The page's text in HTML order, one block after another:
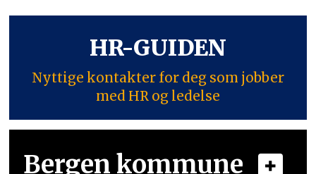
HR-GUIDEN
Nyttige kontakter for deg som jobber
med HR og ledelse
Bergen kommune